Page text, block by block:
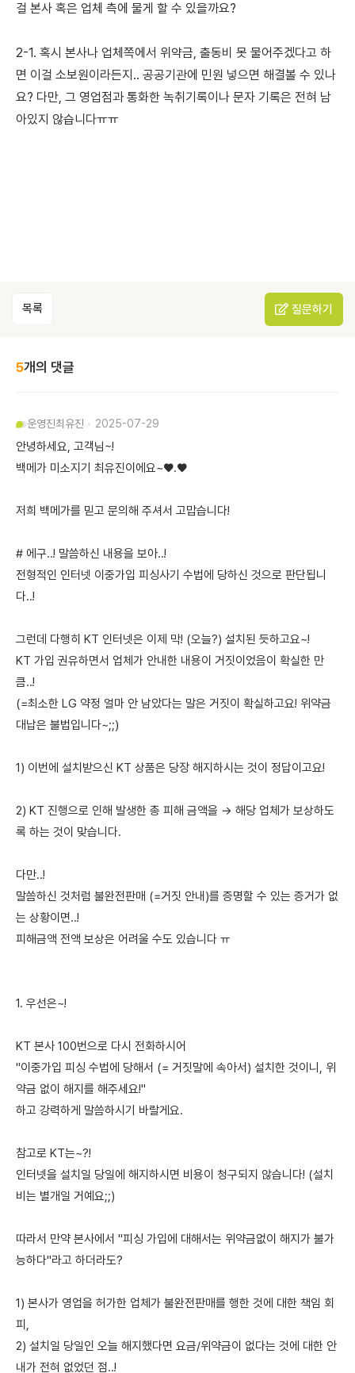
걸 본사 혹은 업체 측에 물게 할 수 있을까요?
2-1. 혹시 본사나 업체쪽에서 위약금, 출동비 못 물어주겠다고 하
면 이걸 소보원이라든지.. 공공기관에 민원 넣으면 해결볼 수 있나
요? 다만, 그 영업점과 통화한 녹취기록이나 문자 기록은 전혀 남
아있지 않습니다ㅠㅠ
목록 질문하기
5개의 댓글
운영진최유진 2025-07-29
안녕하세요, 고객님~!
백메가 미소지기 최유진이에요~♥.♥
저희 백메가를 믿고 문의해 주셔서 고맙습니다!
# 에구..! 말씀하신 내용을 보아..!
전형적인 인터넷 이중가입 피싱사기 수법에 당하신 것으로 판단됩니
다..!
그런데 다행히 KT 인터넷은 이제 막! (오늘?) 설치된 듯하고요~!
KT 가입 권유하면서 업체가 안내한 내용이 거짓이었음이 확실한 만
큼..!
(=최소한 LG 약정 얼마 안 남았다는 말은 거짓이 확실하고요! 위약금
대납은 불법입니다~;;)
1) 이번에 설치받으신 KT 상품은 당장 해지하시는 것이 정답이고요!
2) KT 진행으로 인해 발생한 총 피해 금액을 → 해당 업체가 보상하도
록 하는 것이 맞습니다.
다만..!
말씀하신 것처럼 불완전판매 (=거짓 안내)를 증명할 수 있는 증거가 없
는 상황이면..!
피해금액 전액 보상은 어려울 수도 있습니다 ㅠ
1. 우선은~!
KT 본사 100번으로 다시 전화하시어
"이중가입 피싱 수법에 당해서 (= 거짓말에 속아서) 설치한 것이니, 위
약금 없이 해지를 해주세요!"
하고 강력하게 말씀하시기 바랄게요.
참고로 KT는~?!
인터넷을 설치일 당일에 해지하시면 비용이 청구되지 않습니다! (설치
비는 별개일 거예요;;)
따라서 만약 본사에서 "피싱 가입에 대해서는 위약금없이 해지가 불가
능하다"라고 하더라도?
1) 본사가 영업을 허가한 업체가 불완전판매를 행한 것에 대한 책임 회
피,
2) 설치일 당일인 오늘 해지했다면 요금/위약금이 없다는 것에 대한 안
내가 전혀 없었던 점..!